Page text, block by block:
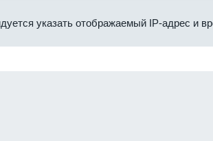
указать отображаемый IP-адрес и